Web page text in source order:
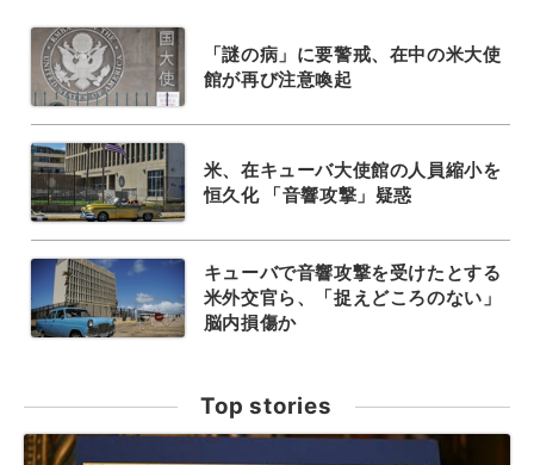
「謎の病」に要警戒、在中の米大使
館が再び注意喚起
米、在キューバ大使館の人員縮小を
恒久化 「音響攻撃」疑惑
キューバで音響攻撃を受けたとする
米外交官ら、「捉えどころのない」
脳内損傷か
Top stories